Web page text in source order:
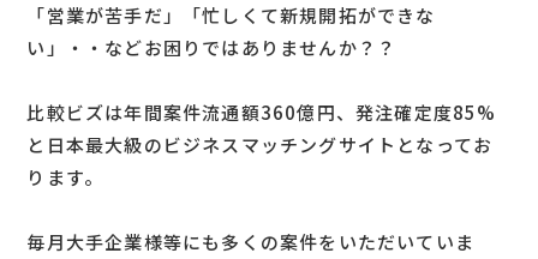
「営業が苦手だ」「忙しくて新規開拓ができな
い」・・などお困りではありませんか？？
比較ビズは年間案件流通額360億円、発注確定度85%
と日本最大級のビジネスマッチングサイトとなってお
ります。
毎月大手企業様等にも多くの案件をいただいていま